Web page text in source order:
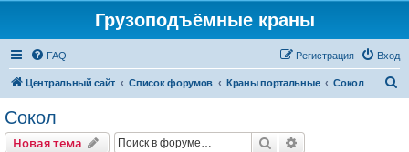
Грузоподъёмные краны
FAQ Вход
Регистрация
Центральный сайт Список форумов Краны портальные Сокол
Сокол
Новая тема Поиск